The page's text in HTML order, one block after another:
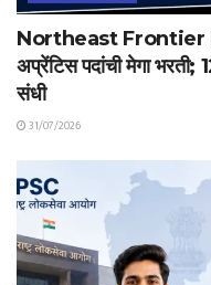
Northeast
अप्रेंटिस पदांची मेगा भरती;
संधी
31/07/2026